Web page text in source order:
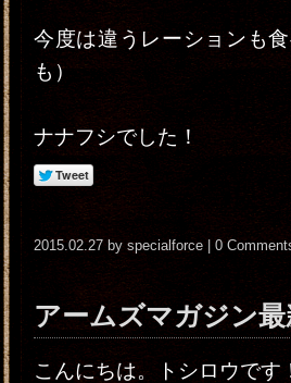
今度は違うレーションも
も）
ナナフシでした！
2015.02.27 by specialforce | 0
アームズマガジン最
こんにちは。トシロウです